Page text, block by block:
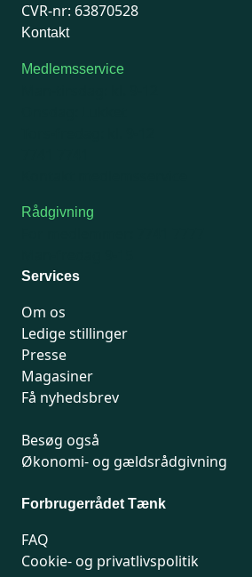
CVR-nr: 63870528
Kontakt
Medlemsservice
Rådgivning
Services
Om os
Ledige stillinger
Presse
Magasiner
Få nyhedsbrev
Besøg også
Økonomi- og gældsrådgivning
Forbrugerrådet Tænk
FAQ
Cookie- og privatlivspolitik